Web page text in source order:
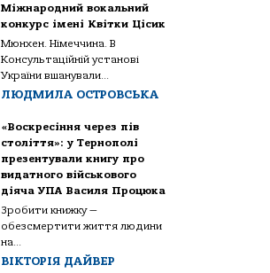
Міжнародний вокальний
конкурс імені Квітки Цісик
Мюнхен. Німеччина. В
Консультаційній установі
України вшанували...
ЛЮДМИЛА ОСТРОВСЬКА
«Воскресіння через пів
століття»: у Тернополі
презентували книгу про
видатного військового
діяча УПА Василя Процюка
Зробити книжку —
обезсмертити життя людини
на...
ВІКТОРІЯ ДАЙВЕР